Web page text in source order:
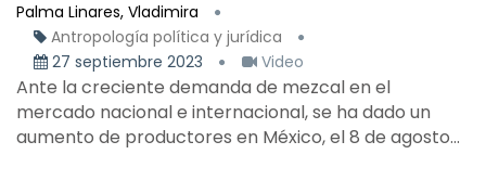
Palma Linares, Vladimira
Antropología política y jurídica
27 septiembre 2023
Video
Ante la creciente demanda de mezcal en el
mercado nacional e internacional, se ha dado un
aumento de productores en México, el 8 de agosto...